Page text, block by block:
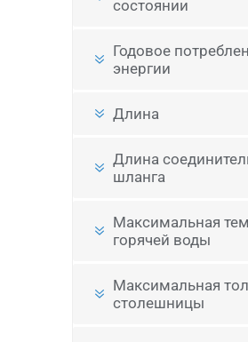
состоянии
Годовое
энергии
Длина
Длина
шланга
Максимальная
горячей воды
Максимальная
столешницы